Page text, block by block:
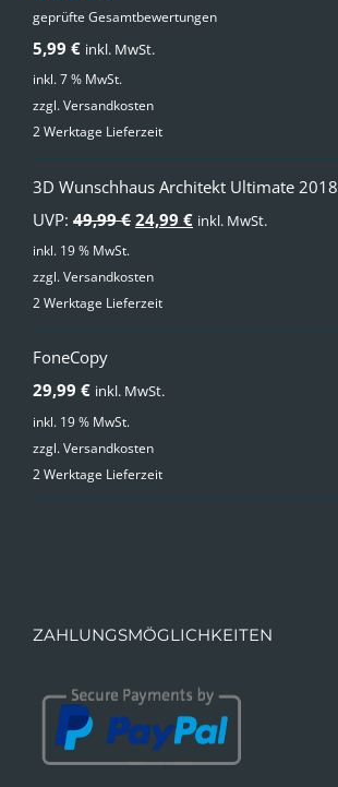
Bewertet
von 5
geprüfte Gesamtbewertungen
5,99 € inkl. MwSt.
inkl. 7 % MwSt.
zzgl.Versandkosten
2 Werktage Lieferzeit
3D Wunschhaus Architekt Ultimate 2018
UVP: 49,99€ Ursprünglicher
war:
24,99 €Aktueller
inkl. MwSt.
inkl. 19 % MwSt.
zzgl.Versandkosten
2 Werktage Lieferzeit
FoneCopy
29,99 € inkl. MwSt.
inkl. 19 % MwSt.
zzgl.Versandkosten
2 Werktage Lieferzeit
ZAHLUNGSMÖGLICHKEITEN